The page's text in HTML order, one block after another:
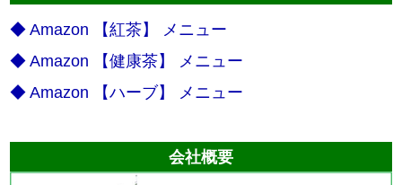
◆ Amazon 【紅茶】 メニュー
◆ Amazon 【健康茶】 メニュー
◆ Amazon 【ハーブ】 メニュー
会社概要